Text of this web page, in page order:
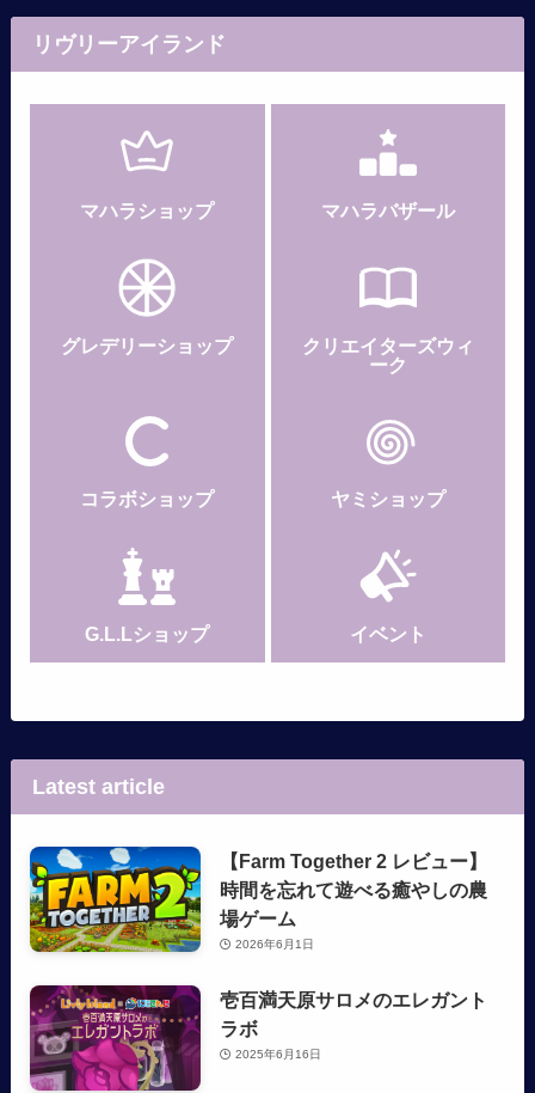
リヴリーアイランド
マハラショップ マハラバザール
グレデリーショップ
クリエイターズウィ
ーク
コラボショップ ヤミショップ
G.L.Lショップ イベント
Latest article
【Farm Together 2 レビュー】
時間を忘れて遊べる癒やしの農
場ゲーム
2026年6月1日
壱百満天原サロメのエレガント
ラボ
2025年6月16日